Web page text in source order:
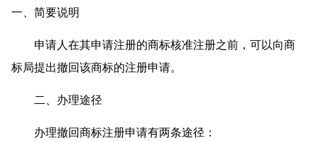
一、简要说明
申请人在其申请注册的商标核准注册之前，可以向商
标局提出撤回该商标的注册申请。
二、办理途径
办理撤回商标注册申请有两条途径：